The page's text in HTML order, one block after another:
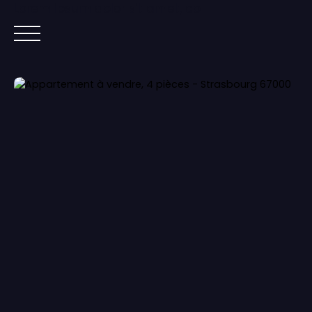
ACCUEIL ACHETER IMMOBILIER NEUF